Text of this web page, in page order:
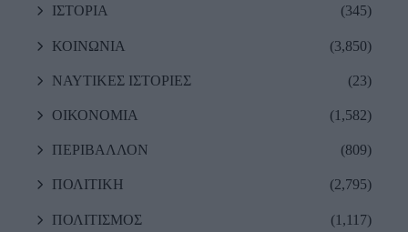
ΙΣΤΟΡΙΑ (345)
ΚΟΙΝΩΝΙΑ (3,850)
ΝΑΥΤΙΚΕΣ ΙΣΤΟΡΙΕΣ (23)
ΟΙΚΟΝΟΜΙΑ (1,582)
ΠΕΡΙΒΑΛΛΟΝ (809)
ΠΟΛΙΤΙΚΗ (2,795)
ΠΟΛΙΤΙΣΜΟΣ (1,117)